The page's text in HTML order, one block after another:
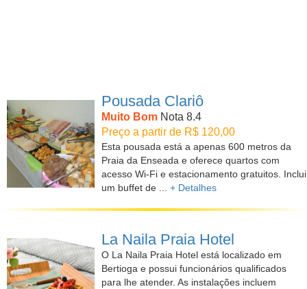
Pousada Clariô
Muito Bom Nota 8.4
Preço a partir de R$ 120,00
Esta pousada está a apenas 600 metros da
Praia da Enseada e oferece quartos com
acesso Wi-Fi e estacionamento gratuitos. Inclui
um buffet de ... + Detalhes
La Naila Praia Hotel
O La Naila Praia Hotel está localizado em
Bertioga e possui funcionários qualificados
para lhe atender. As instalações incluem